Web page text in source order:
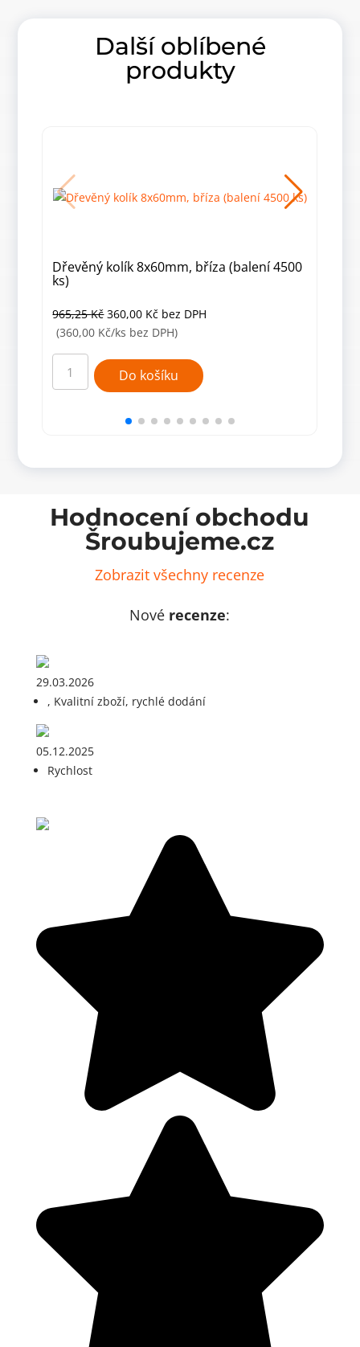
Další oblíbené
produkty
Dřevěný kolík 8x60mm, bříza (balení 4500
ks)
965,25KčPůvodní
cena
965,25 Kč.
360,00 KčAktuální
cena
360,00 Kč.
bez DPH
(360,00 Kč/ks bez DPH)
Dřevěný
kolík
8x60mm,
bříza
Do košíku
Hodnocení obchodu
Šroubujeme.cz
Zobrazit všechny recenze
Nové recenze:
29.03.2026
, Kvalitní zboží, rychlé dodání
05.12.2025
Rychlost